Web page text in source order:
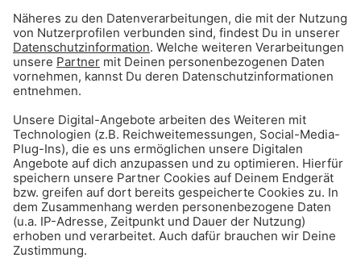
Regierung verlängert weltweite Reisewarnung
bis Mitte Juni
Die Bundesregierung hat die weltweite
Reisewarnung für Touristen wegen der